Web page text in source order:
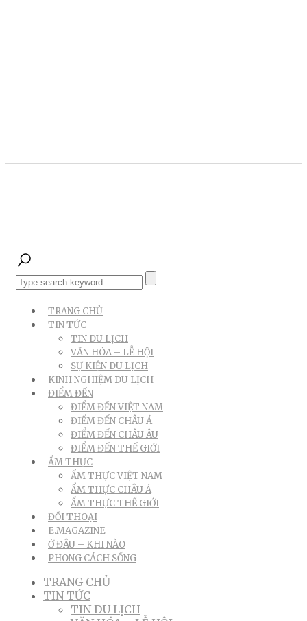
TRANG CHỦ
TIN TỨC
TIN DU LỊCH
VĂN HÓA – LỄ HỘI
SỰ KIỆN DU LỊCH
KINH NGHIỆM DU LỊCH
ĐIỂM ĐẾN
ĐIỂM ĐẾN VIỆT NAM
ĐIỂM ĐẾN CHÂU Á
ĐIỂM ĐẾN CHÂU ÂU
ĐIỂM ĐẾN THẾ GIỚI
ẨM THỰC
ẨM THỰC VIỆT NAM
ẨM THỰC CHÂU Á
ẨM THỰC THẾ GIỚI
ĐỐI THOẠI
E.MAGAZINE
Ở ĐÂU – KHI NÀO
PHONG CÁCH SỐNG
TRANG CHỦ
TIN TỨC
TIN DU LỊCH